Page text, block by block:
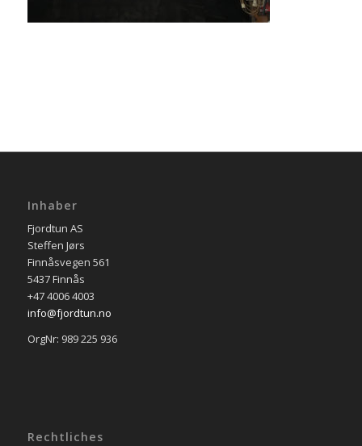
Inhaber
Fjordtun AS
Steffen Jørs
Finnåsvegen 561
5437 Finnås
+47 4006 4003
info@fjordtun.no
OrgNr: 989 225 936
Rechtliches